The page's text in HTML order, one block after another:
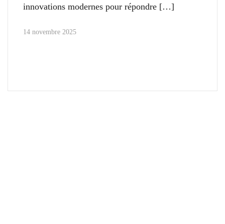
innovations modernes pour répondre
14 novembre 2025